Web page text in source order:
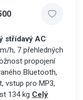
střídavý AC
h, 7 přehledných
propojení
Bluetooth,
vstup pro MP3,
134 kg Celý